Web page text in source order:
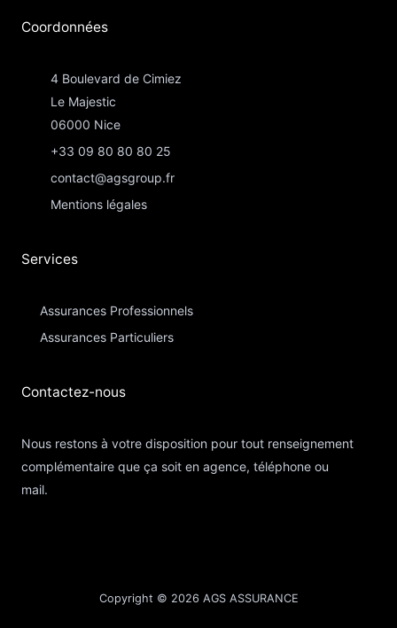
Coordonnées​
4 Boulevard de Cimiez
Le Majestic
06000 Nice
+33 09 80 80 80 25
contact@agsgroup.fr
Mentions légales
Services
Assurances Professionnels
Assurances Particuliers​
Contactez-nous​
Nous restons à votre disposition pour tout renseignement
complémentaire que ça soit en agence, téléphone ou
mail.
Copyright © 2026 AGS ASSURANCE